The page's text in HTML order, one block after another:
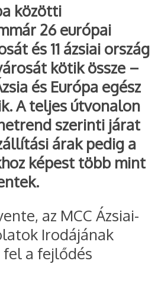
közötti
26 európai
és 11 ázsiai ország
kötik össze –
és Európa egész
A teljes útvonalon
szerinti járat
árak pedig a
képest több mint
az MCC Ázsiai-
Irodájának
a fejlődés